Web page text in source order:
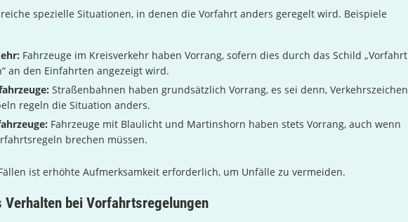
spezielle Situationen, in denen die Vorfahrt anders geregelt wird. Beispiele
Fahrzeuge im Kreisverkehr haben Vorrang, sofern dies durch das Schild „Vorfahrt
an den Einfahrten angezeigt wird.
Straßenbahnen haben grundsätzlich Vorrang, es sei denn, Verkehrszeichen
regeln die Situation anders.
Fahrzeuge mit Blaulicht und Martinshorn haben stets Vorrang, auch wenn
brechen müssen.
ist erhöhte Aufmerksamkeit erforderlich, um Unfälle zu vermeiden.
Verhalten bei Vorfahrtsregelungen